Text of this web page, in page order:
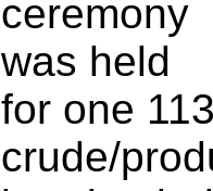
ceremony
was held
for one
crude/